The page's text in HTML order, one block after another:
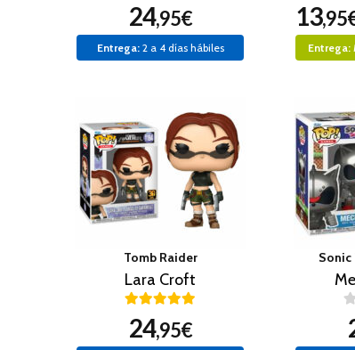
24,95€
Entrega:2 a 4 días hábiles
13
Entrega:
Tomb Raider
Lara Croft
24,95€
Sonic